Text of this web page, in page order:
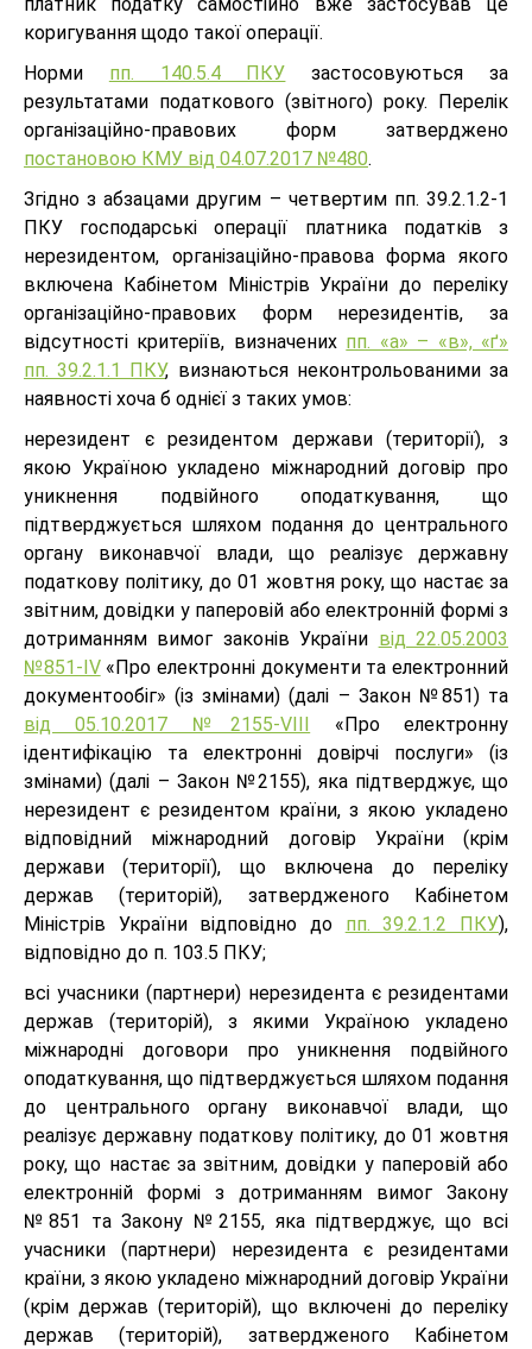
коригування щодо такої операції.
Норми пп. 140.5.4 ПКУ застосовуються за
результатами податкового (звітного) року. Перелік
організаційно-правових форм затверджено
постановою КМУ від 04.07.2017 №480.
Згідно з абзацами другим – четвертим пп. 39.2.1.2-1
ПКУ господарські операції платника податків з
нерезидентом, організаційно-правова форма якого
включена Кабінетом Міністрів України до переліку
організаційно-правових форм нерезидентів, за
відсутності критеріїв, визначених пп. «а» – «в», «ґ»
пп. 39.2.1.1 ПКУ, визнаються неконтрольованими за
наявності хоча б однієї з таких умов:
нерезидент є резидентом держави (території), з
якою Україною укладено міжнародний договір про
уникнення подвійного оподаткування, що
підтверджується шляхом подання до центрального
органу виконавчої влади, що реалізує державну
податкову політику, до 01 жовтня року, що настає за
звітним, довідки у паперовій або електронній формі з
дотриманням вимог законів України від 22.05.2003
№851-IV«Про електронні документи та електронний
документообіг» (із змінами) (далі – Закон №851) та
від 05.10.2017 №2155-VIII «Про електронну
ідентифікацію та електронні довірчі послуги» (із
змінами) (далі – Закон №2155), яка підтверджує, що
нерезидент є резидентом країни, з якою укладено
відповідний міжнародний договір України (крім
держави (території), що включена до переліку
держав (територій), затвердженого Кабінетом
Міністрів України відповідно до пп. 39.2.1.2 ПКУ),
відповідно до п. 103.5 ПКУ;
всі учасники (партнери) нерезидента є резидентами
держав (територій), з якими Україною укладено
міжнародні договори про уникнення подвійного
оподаткування, що підтверджується шляхом подання
до центрального органу виконавчої влади, що
реалізує державну податкову політику, до 01 жовтня
року, що настає за звітним, довідки у паперовій або
електронній формі з дотриманням вимог Закону
№851 та Закону №2155, яка підтверджує, що всі
учасники (партнери) нерезидента є резидентами
країни, з якою укладено міжнародний договір України
(крім держав (територій), що включені до переліку
держав (територій), затвердженого Кабінетом